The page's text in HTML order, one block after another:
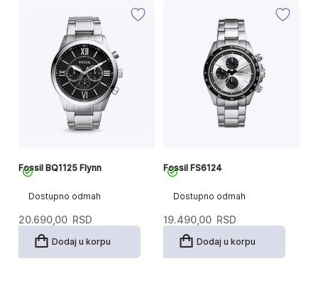
Dostupno odmah
Fossil BQ1125 Flynn
20.690,00 RSD
Dodaj u korpu
Dostupno odmah
Fossil FS6124
19.490,00 RSD
Dodaj u korpu